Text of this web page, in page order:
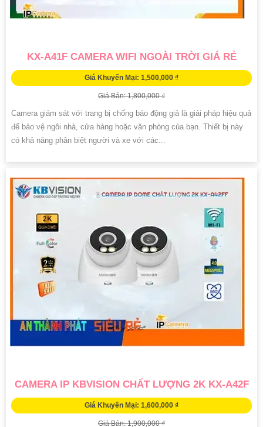
KX-A41F CAMERA WIFI NGOÀI TRỜI GIÁ RẺ
Giá Khuyến Mại: 1,500,000 ₫
Giá Bán: 1,800,000 ₫
Camera giám sát với trang bị chống báo động giả là giải pháp hiệu quả
để bảo vệ ngôi nhà, cửa hàng hoặc văn phòng của bạn. Thiết bị này
có khả năng phân biệt người và xe với các...
CAMERA IP KBVISION CHẤT LƯỢNG 2K KX-A42F
Giá Khuyến Mại: 1,600,000 ₫
Giá Bán: 1,900,000 ₫